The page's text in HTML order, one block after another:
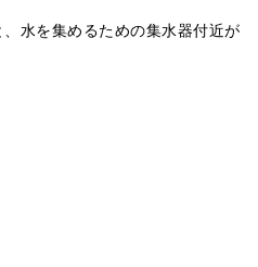
水を集めるための集水器付近が